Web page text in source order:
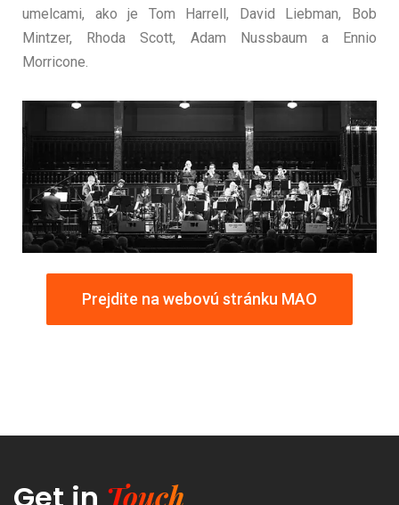
umelcami, ako je Tom Harrell, David Liebman, Bob
Mintzer, Rhoda Scott, Adam Nussbaum a Ennio
Morricone.
Prejdite na webovú stránku MAO
Touch